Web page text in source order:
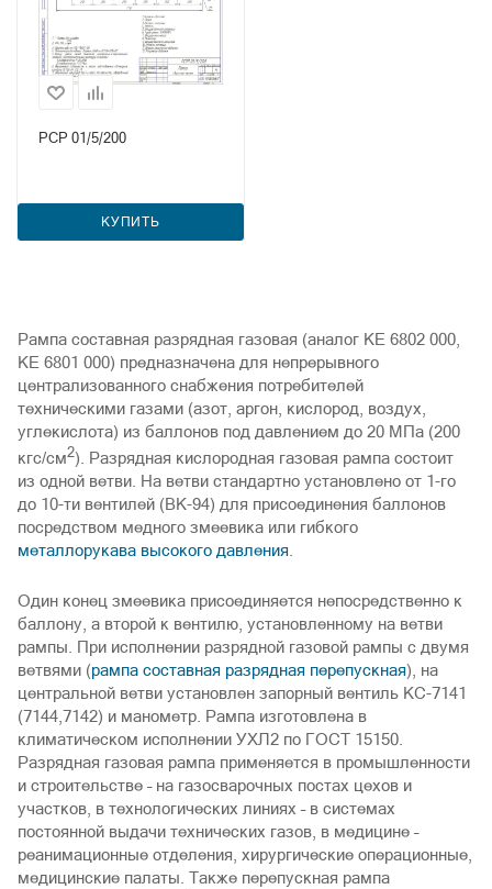
РСР 01/5/200
КУПИТЬ
Рампа составная разрядная газовая (аналог КЕ 6802 000,
КЕ 6801 000) предназначена для непрерывного
централизованного снабжения потребителей
техническими газами (азот, аргон, кислород, воздух,
углекислота) из баллонов под давлением до 20 МПа (200
кгс/см2). Разрядная кислородная газовая рампа состоит
из одной ветви. На ветви стандартно установлено от 1-го
до 10-ти вентилей (ВК-94) для присоединения баллонов
посредством медного змеевика или гибкого
металлорукава высокого давления
Один конец змеевика присоединяется непосредственно к
баллону, а второй к вентилю, установленному на ветви
рампы. При исполнении разрядной газовой рампы с двумя
ветвями (рампа составная разрядная перепускная), на
центральной ветви установлен запорный вентиль КС-7141
(7144,7142) и манометр. Рампа изготовлена в
климатическом исполнении УХЛ2 по ГОСТ 15150.
Разрядная газовая рампа применяется в промышленности
и строительстве – на газосварочных постах цехов и
участков, в технологических линиях – в системах
постоянной выдачи технических газов, в медицине –
реанимационные отделения, хирургические операционные,
медицинские палаты. Также перепускная рампа